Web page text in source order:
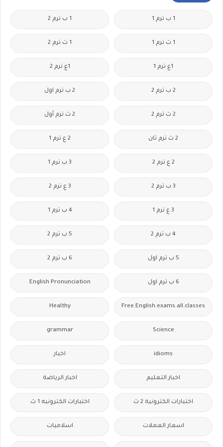
1 ب ترم 1 1 ب ترم 2
1 ث ترم 1 1 ث ترم 2
1ع ترم 1 1ع ترم 2
2 ب ترم 2 2 ب ترم اول
2 ث ترم 2 2 ث ترم أول
2 ث ترم ثان 2 ع ترم 1
2 ع ترم 2 3 ب ترم 1
3 ب ترم 2 3 ع ترم 2
3 ع ترم 1 4 ب ترم 1
4 ب ترم 2 5 ب ترم 2
5 ب ترم اول 6 ب ترم 2
6 ب ترم اول English Pronunciation
Free.English.exams.all.classes
Healthy
Science
grammar
idioms اخبار
اخبار التعليم اخبار الرياضة
اختبارات الكترونية 2 ث اختبارات الكترونيه 1 ث
اسعار العملات اسلاميات